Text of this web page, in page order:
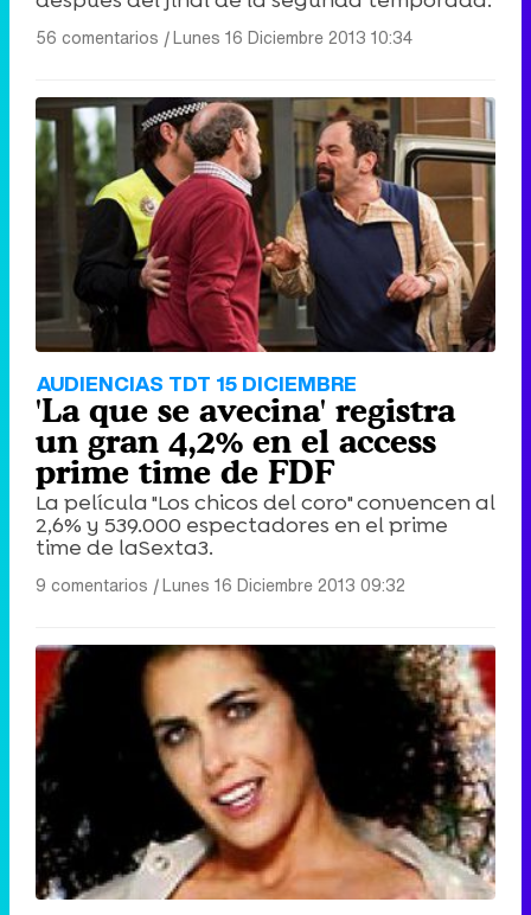
56 comentarios |Lunes 16 Diciembre 2013 10:34
AUDIENCIAS TDT 15 DICIEMBRE
'La que se avecina' registra
un gran 4,2% en el access
prime time de FDF
La película "Los chicos del coro" convencen al
2,6% y 539.000 espectadores en el prime
time de laSexta3.
9 comentarios |Lunes 16 Diciembre 2013 09:32